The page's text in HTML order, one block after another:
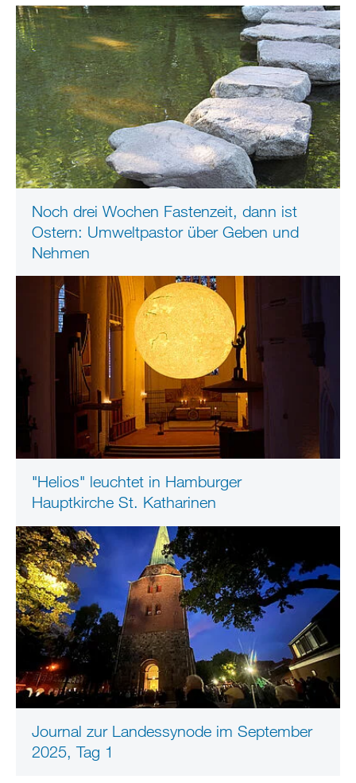
Noch drei Wochen Fastenzeit, dann ist
Ostern: Umweltpastor über Geben und
Nehmen
"Helios" leuchtet in Hamburger
Hauptkirche St. Katharinen
Journal zur Landessynode im September
2025, Tag 1